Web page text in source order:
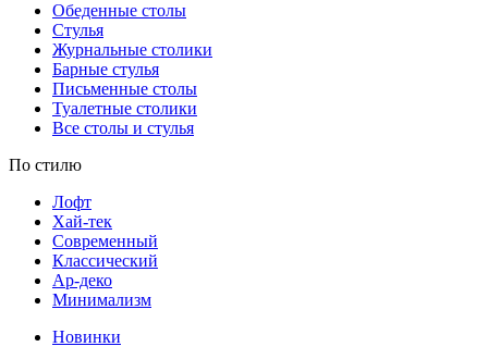
Обеденные столы
Стулья
Журнальные столики
Барные стулья
Письменные столы
Туалетные столики